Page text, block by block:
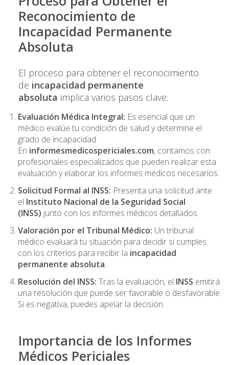
Reconocimiento de
Incapacidad Permanente
Absoluta
El proceso para obtener el reconocimiento
de incapacidad permanente
absoluta implica varios pasos clave:
Evaluación Médica Integral: Es esencial que un
médico evalúe tu condición de salud y determine el
grado de incapacidad.
En informesmedicospericiales.com, contamos con
profesionales especializados que pueden realizar esta
evaluación y elaborar los informes médicos necesarios.
Solicitud Formal al INSS: Presenta una solicitud ante
el Instituto Nacional de la Seguridad Social
(INSS) junto con los informes médicos detallados.
Valoración por el Tribunal Médico: Un tribunal
médico evaluará tu situación para decidir si cumples
con los criterios para recibir la incapacidad
permanente absoluta.
Resolución del INSS: Tras la evaluación, el INSS emitirá
una resolución que puede ser favorable o desfavorable.
Si es negativa, puedes apelar la decisión.
Importancia de los Informes
Médicos Periciales